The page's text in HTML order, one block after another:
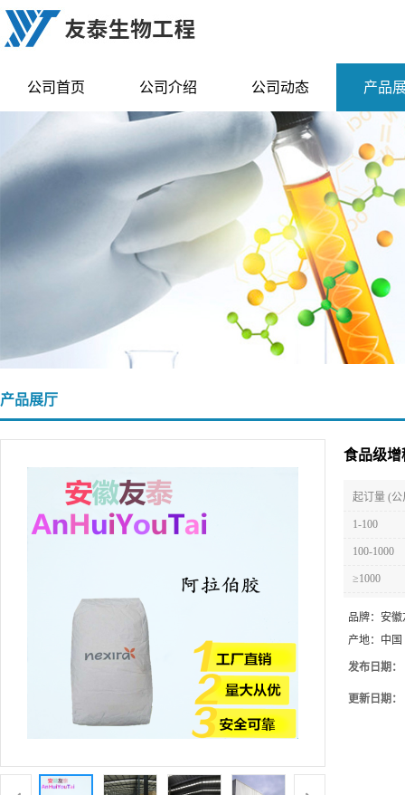
公司首页 公司介绍 公司动态 产品
产品展厅
食品级增
起订量 (公
1-100
100-1000
≥1000
品牌： 安徽
产地： 中国
发布日期：
更新日期：